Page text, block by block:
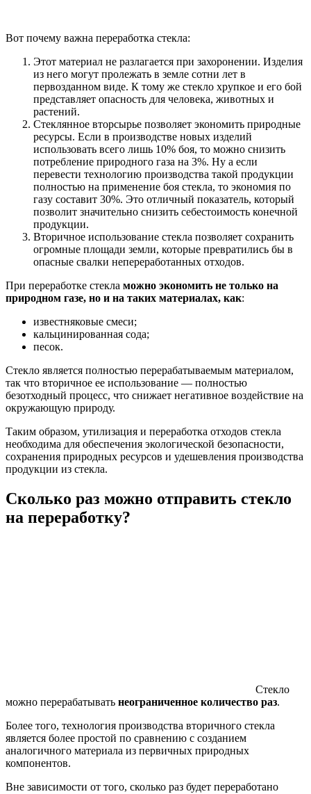
Вот почему важна переработка стекла:
Этот материал не разлагается при захоронении. Изделия
из него могут пролежать в земле сотни лет в
первозданном виде. К тому же стекло хрупкое и его бой
представляет опасность для человека, животных и
растений.
Стеклянное вторсырье позволяет экономить природные
ресурсы. Если в производстве новых изделий
использовать всего лишь 10% боя, то можно снизить
потребление природного газа на 3%. Ну а если
перевести технологию производства такой продукции
полностью на применение боя стекла, то экономия по
газу составит 30%. Это отличный показатель, который
позволит значительно снизить себестоимость конечной
продукции.
Вторичное использование стекла позволяет сохранить
огромные площади земли, которые превратились бы в
опасные свалки непереработанных отходов.
При переработке стекла можно экономить не только на
природном газе, но и на таких материалах, как:
известняковые смеси;
кальцинированная сода;
песок.
Стекло является полностью перерабатываемым материалом,
так что вторичное ее использование — полностью
безотходный процесс, что снижает негативное воздействие на
окружающую природу.
Таким образом, утилизация и переработка отходов стекла
необходима для обеспечения экологической безопасности,
сохранения природных ресурсов и удешевления производства
продукции из стекла.
Сколько раз можно отправить стекло
на переработку?
Стекло
можно перерабатывать неограниченное количество раз.
Более того, технология производства вторичного стекла
является более простой по сравнению с созданием
аналогичного материала из первичных природных
компонентов.
Вне зависимости от того, сколько раз будет переработано